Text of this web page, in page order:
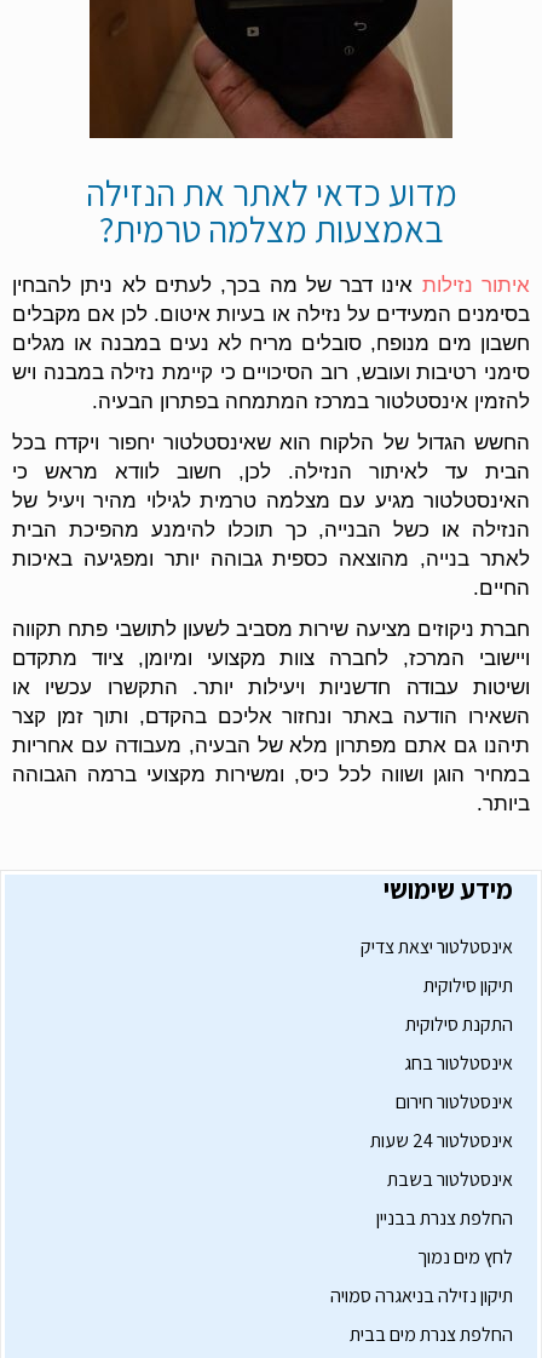
מדוע כדאי לאתר את הנזילה
באמצעות מצלמה טרמית?
איתור נזילותאינו דבר של מה בכך, לעתים לא ניתן להבחין
בסימנים המעידים על נזילה או בעיות איטום. לכן אם מקבלים
חשבון מים מנופח, סובלים מריח לא נעים במבנה או מגלים
סימני רטיבות ועובש, רוב הסיכויים כי קיימת נזילה במבנה ויש
להזמין אינסטלטור במרכז המתמחה בפתרון הבעיה.
החשש הגדול של הלקוח הוא שאינסטלטור יחפור ויקדח בכל
הבית עד לאיתור הנזילה. לכן, חשוב לוודא מראש כי
האינסטלטור מגיע עם מצלמה טרמית לגילוי מהיר ויעיל של
הנזילה או כשל הבנייה, כך תוכלו להימנע מהפיכת הבית
לאתר בנייה, מהוצאה כספית גבוהה יותר ומפגיעה באיכות
החיים.
חברת ניקוזים מציעה שירות מסביב לשעון לתושבי פתח תקווה
ויישובי המרכז, לחברה צוות מקצועי ומיומן, ציוד מתקדם
ושיטות עבודה חדשניות ויעילות יותר. התקשרו עכשיו או
השאירו הודעה באתר ונחזור אליכם בהקדם, ותוך זמן קצר
תיהנו גם אתם מפתרון מלא של הבעיה, מעבודה עם אחריות
במחיר הוגן ושווה לכל כיס, ומשירות מקצועי ברמה הגבוהה
ביותר.
מידע שימושי
אינסטלטור יצאת צדיק
תיקון סילוקית
התקנת סילוקית
אינסטלטור בחג
אינסטלטור חירום
אינסטלטור 24 שעות
אינסטלטור בשבת
החלפת צנרת בבניין
לחץ מים נמוך
תיקון נזילה בניאגרה סמויה
החלפת צנרת מים בבית